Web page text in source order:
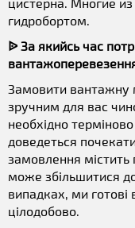
гидробортом.
ᐉ За якийсь час
Замовити
зручним для вас
необхідно
доведеться
замовлення
може збільшитися
випадках, ми готові
цілодобово.